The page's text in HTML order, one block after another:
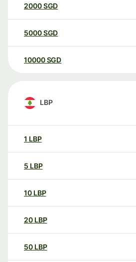
2000SGD
5000SGD
10000 SGD
LBP
1 LBP
5 LBP
10 LBP
20 LBP
50 LBP